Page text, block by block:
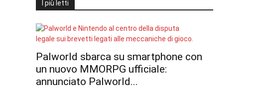
I più letti
Palworld sbarca su smartphone con
un nuovo MMORPG ufficiale:
annunciato Palworld...